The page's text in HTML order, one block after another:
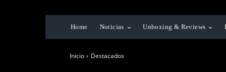
Home Noticias Unboxing & Reviews
Inicio Destacados